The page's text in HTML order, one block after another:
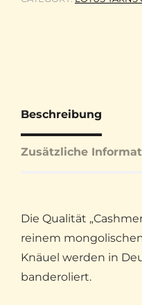
Beschreibung
Zusätzliche
Die Qualität
reinem
Knäuel werden in
banderoliert.